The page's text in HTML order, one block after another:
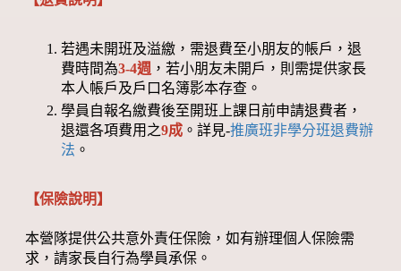
若遇未開班及溢繳，需退費至小朋友的帳戶，退
費時間為3-4週 ，若小朋友未開戶，則需提供家長
本人帳戶及戶口名簿影本存查。
學員自報名繳費後至開班上課日前申請退費者，
退還各項費用之9成 。詳見-推廣班非學分班退費辦
法 。
【保險說明】
本營隊提供公共意外責任保險，如有辦理個人保險需
求，請家長自行為學員承保。